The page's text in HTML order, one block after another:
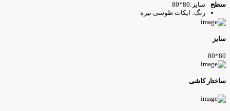
سایز:80*80
رنگ: ایکات طوسی تیره
کاشی